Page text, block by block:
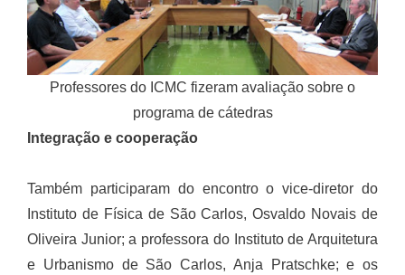
Professores do ICMC fizeram avaliação sobre o
programa de cátedras
Integração e cooperação
Também participaram do encontro o vice-diretor do
Instituto de Física de São Carlos, Osvaldo Novais de
Oliveira Junior; a professora do Instituto de Arquitetura
e Urbanismo de São Carlos, Anja Pratschke; e os